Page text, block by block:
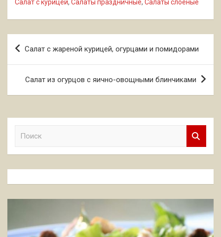
Салат с курицей, Салаты праздничные, Салаты слоеные
Навигация
записям
Салат с жареной курицей, огурцами и помидорами
Салат из огурцов с яично-овощными блинчиками
к